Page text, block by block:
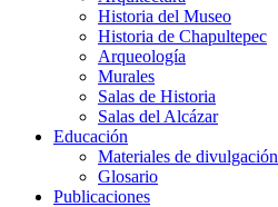
Historia del Museo
Historia de Chapultepec
Arqueología
Murales
Salas de Historia
Salas del Alcázar
Educación
Materiales de divulgación
Glosario
Publicaciones